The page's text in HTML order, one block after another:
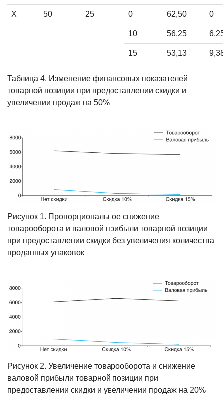
X 50 25 0 62,50 0
10 56,25
15 53,13
Таблица 4. Изменение финансовых показателей
товарной позиции при предоставлении скидки и
увеличении продаж на 50%
Рисунок 1. Пропорциональное снижение
товарооборота и валовой прибыли то­варной позиции
при предоставлении скидки без увеличения количества
про­данных упаковок
Рисунок 2. Увеличение товарооборота и снижение
валовой прибыли товарной позиции при
предоставлении скидки и увеличении продаж на 20%